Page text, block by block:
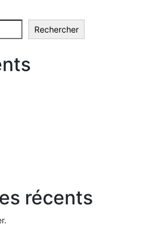
Rechercher
récents